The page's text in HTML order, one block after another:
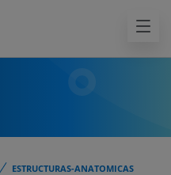
ESTRUCTURAS-ANATOMICAS